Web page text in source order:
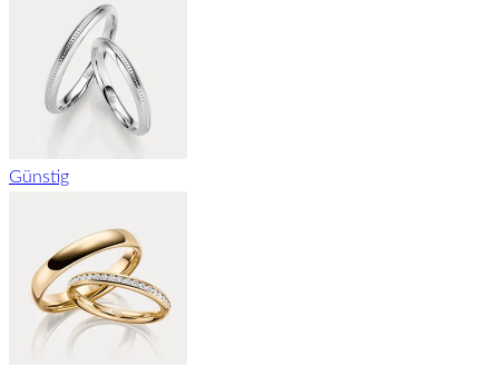
Günstig